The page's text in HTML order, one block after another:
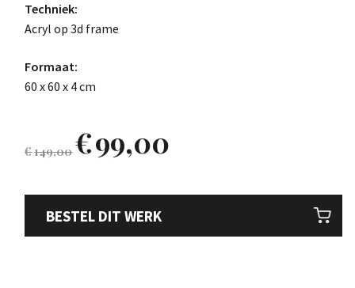
Techniek:
Acryl op 3d frame
Formaat:
60 x 60 x 4 cm
€149,00€99,00
BESTEL DIT WERK